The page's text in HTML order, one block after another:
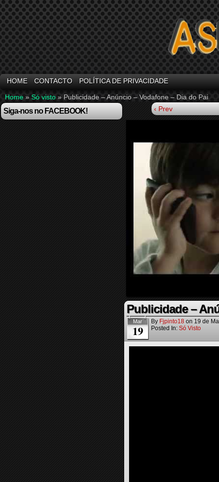
HOME CONTACTO POLÍTICA DE PRIVACIDADE
Home » Só visto » Publicidade – Anúncio – Vodafone – Dia do Pai
Siga-nos no FACEBOOK! ‹ Prev
Publicidade –
Mar
19
By Fjpinto18 on 19 de
Posted In: Só Visto